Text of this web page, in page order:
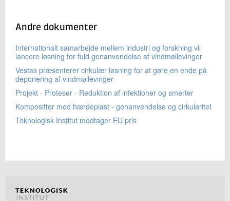
Andre dokumenter
Internationalt samarbejde mellem industri og forskning vil
lancere løsning for fuld genanvendelse af vindmøllevinger
Vestas præsenterer cirkulær løsning for at gøre en ende på
deponering af vindmøllevinger
Projekt - Proteser - Reduktion af infektioner og smerter
Kompositter med hærdeplast - genanvendelse og cirkularitet
Teknologisk Institut modtager EU pris